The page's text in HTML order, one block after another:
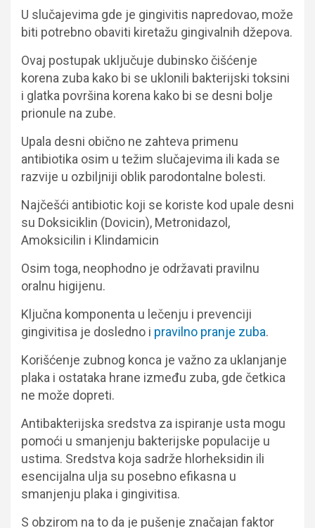
U slučajevima gde je gingivitis napredovao, može
biti potrebno obaviti kiretažu gingivalnih džepova.
Ovaj postupak uključuje dubinsko čišćenje
korena zuba kako bi se uklonili bakterijski toksini
i glatka površina korena kako bi se desni bolje
prionule na zube.
Upala desni obično ne zahteva primenu
antibiotika osim u težim slučajevima ili kada se
razvije u ozbiljniji oblik parodontalne bolesti.
Najčešći antibiotic koji se koriste kod upale desni
su Doksiciklin (Dovicin), Metronidazol,
Amoksicilin i Klindamicin
Osim toga, neophodno je održavati pravilnu
oralnu higijenu.
Ključna komponenta u lečenju i prevenciji
gingivitisa je dosledno i pravilno pranje zuba.
Korišćenje zubnog konca je važno za uklanjanje
plaka i ostataka hrane između zuba, gde četkica
ne može dopreti.
Antibakterijska sredstva za ispiranje usta mogu
pomoći u smanjenju bakterijske populacije u
ustima. Sredstva koja sadrže hlorheksidin ili
esencijalna ulja su posebno efikasna u
smanjenju plaka i gingivitisa.
S obzirom na to da je pušenje značajan faktor